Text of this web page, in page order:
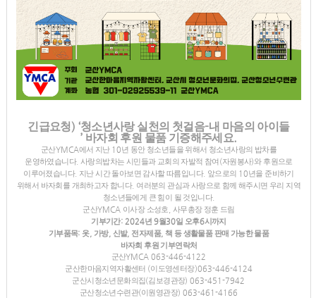
긴급요청) ‘청소년사랑 실천의 첫걸음-내 마음의 아이들
’ 바자회 후원 물품 기증해주세요.
군산YMCA에서 지난 10년 동안 청소년들을 위해서 청소년사랑의 밥차를
운영하였습니다. 사랑의밥차는 시민들과 교회의 자발적 참여 (자원봉사)와 후원으로
이루어졌습니다. 지난 시간 돌아보면 감사할 따름입니다. 앞으로의 10년을 준비하기
위해서 바자회를 개최하고자 합니다. 여러분의 관심과 사랑으로 함께 해주시면 우리 지역
청소년들에게 큰 힘이 될 것입니다.
군산YMCA 이사장 소성호
사무총장 정훈 드림
기부기간: 2024년 9월30일 오후6시까지
기부품목: 옷, 가방, 신발, 전자제품, 책 등 생활물품 판매 가능한 물품
바자회 후원 기부연락처
군산YMCA 063-446-4122
군산한마음지역자활센터 (이도영센터장)063-446-4124
군산시청소년문화의집(김보경관장) 063-451-7942
군산청소년수련관(이원영관장) 063-461-4166